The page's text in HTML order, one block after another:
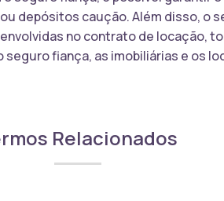
depósitos caução. Além disso, o
no contrato de locação,
fiança, as imobiliárias e os
Relacionados